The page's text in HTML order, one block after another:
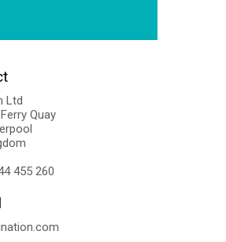
Ltd
Quay
455 260